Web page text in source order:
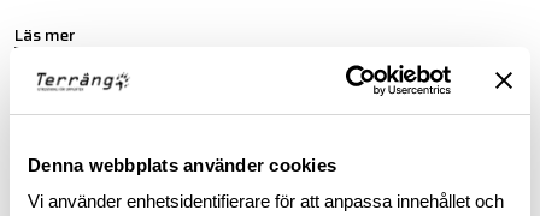
Denna webbplats använder cookies
Vi använder enhetsidentifierare för att anpassa innehållet och
Läs mer